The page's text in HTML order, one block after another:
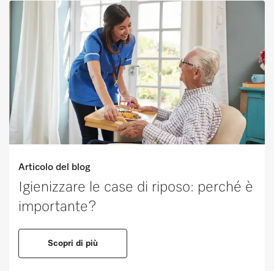
Articolo del blog
Igienizzare le case di riposo: perché è
importante?
Scopri di più